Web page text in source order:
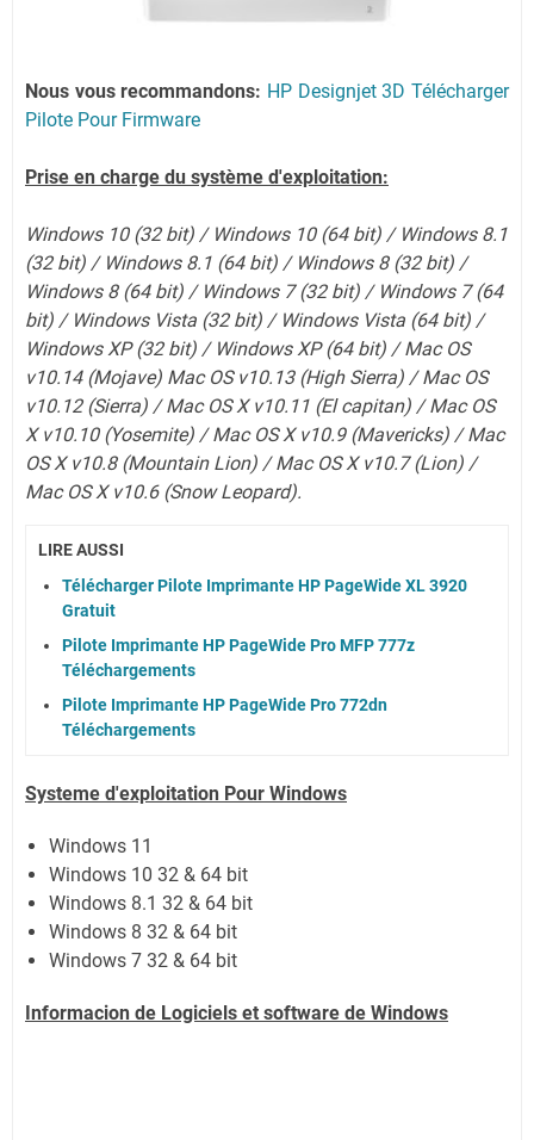
Nous vous recommandons: HP Designjet 3D Télécharger
Pilote Pour Firmware
Prise en charge du système d'exploitation:
Windows 10 (32 bit) / Windows 10 (64 bit) / Windows 8.1
(32 bit) / Windows 8.1 (64 bit) / Windows 8 (32 bit) /
Windows 8 (64 bit) / Windows 7 (32 bit) / Windows 7 (64
bit) / Windows Vista (32 bit) / Windows Vista (64 bit) /
Windows XP (32 bit) / Windows XP (64 bit) / Mac OS
v10.14 (Mojave) Mac OS v10.13 (High Sierra) / Mac OS
v10.12 (Sierra) / Mac OS X v10.11 (El capitan) / Mac OS
X v10.10 (Yosemite) / Mac OS X v10.9 (Mavericks) / Mac
OS X v10.8 (Mountain Lion) / Mac OS X v10.7 (Lion) /
Mac OS X v10.6 (Snow Leopard).
LIRE AUSSI
Télécharger Pilote Imprimante HP PageWide XL 3920
Gratuit
Pilote Imprimante HP PageWide Pro MFP 777z
Téléchargements
Pilote Imprimante HP PageWide Pro 772dn
Téléchargements
Systeme d'exploitation Pour Windows
Windows 11
Windows 10 32 & 64 bit
Windows 8.1 32 & 64 bit
Windows 8 32 & 64 bit
Windows 7 32 & 64 bit
Informacion de Logiciels et software de Windows